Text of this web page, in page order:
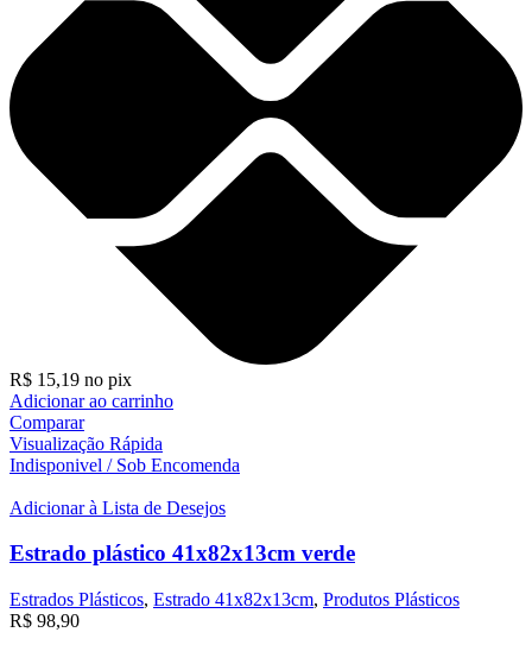
R$ 15,19 no pix
Adicionar ao carrinho
Comparar
Visualização Rápida
Indisponivel / Sob Encomenda
Adicionar à Lista de Desejos
Estrado plástico 41x82x13cm verde
Estrados Plásticos, Estrado 41x82x13cm, Produtos Plásticos
R$ 98,90